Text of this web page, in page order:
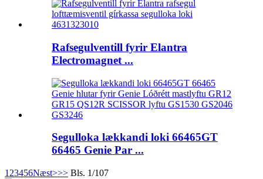
Rafsegulventill fyrir Elantra
Electromagnet ...
Segulloka lækkandi loki 66465GT
66465 Genie Par ...
1 23456Næst>>> Bls. 1/107